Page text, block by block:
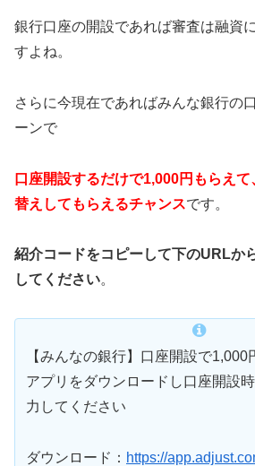
銀行口座の開設であれば審査は融資
すよね。
さらに今現在であればみんな銀行の
ーンで
口座開設するだけで1,000円もらえ
替えしてもらえるチャンスです。
紹介コードをコピーして下のURLか
してください。
【みんなの銀行】口座開設で1,000
アプリをダウンロードし口座開設
力してください
ダウンロード： https://